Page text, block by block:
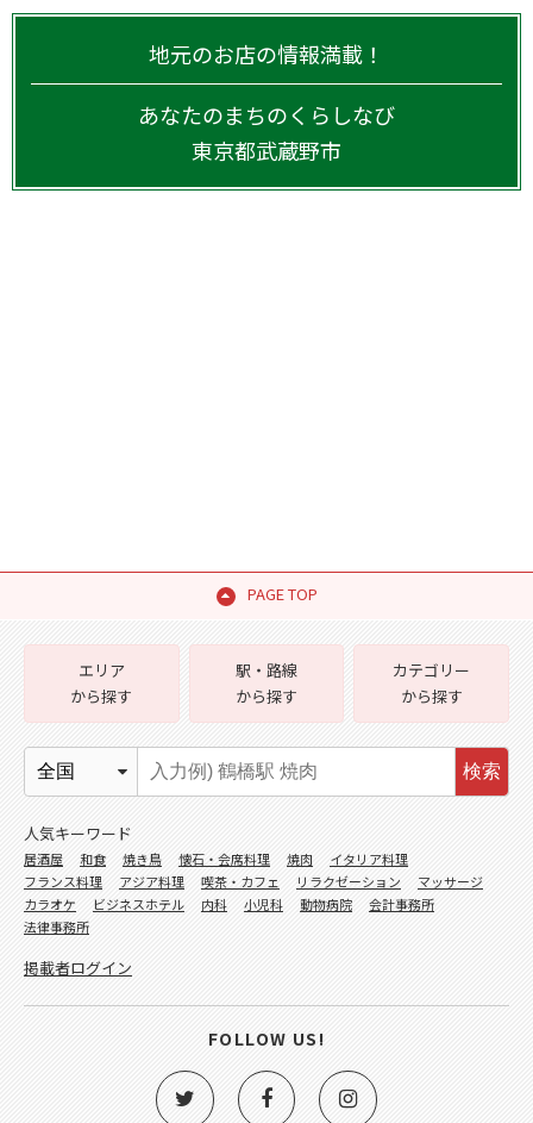
地元のお店の情報満載！
あなたのまちのくらしなび
東京都武蔵野市
PAGE TOP
エリア
から探す
駅・路線
から探す
カテゴリー
から探す
検索
人気キーワード
居酒屋 和食 焼き鳥 懐石・会席料理 焼肉
イタリア料理
フランス料理
アジア料理 喫茶・カフェ リラクゼーション
マッサージ
カラオケ
ビジネスホテル 内科 小児科 動物病院
会計事務所
法律事務所
掲載者ログイン
FOLLOW US!